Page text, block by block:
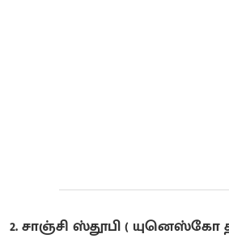
2. சாஞ்சி ஸ்தூபி ( யுனெஸ்கோ